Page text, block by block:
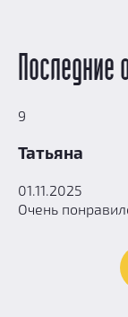
9
Татьяна
01.11.2025
Очень